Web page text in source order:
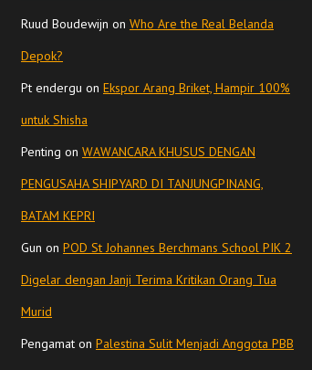
Ruud Boudewijn on Who Are the Real Belanda
Depok?
Pt endergu on Ekspor Arang Briket, Hampir 100%
untuk Shisha
Penting on WAWANCARA KHUSUS DENGAN
PENGUSAHA SHIPYARD DI TANJUNGPINANG,
BATAM KEPRI
Gun on POD St Johannes Berchmans School PIK 2
Digelar dengan Janji Terima Kritikan Orang Tua
Murid
Pengamat on Palestina Sulit Menjadi Anggota PBB